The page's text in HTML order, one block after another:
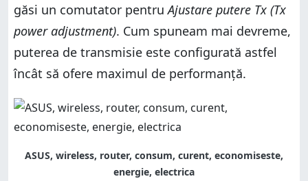
găsi un comutator pentruAjustare putere Tx (Tx
power adjustment). Cum spuneam mai devreme,
puterea de transmisie este configurată astfel
încât să ofere maximul de performanță.
ASUS, wireless, router, consum, curent, economiseste,
energie, electrica